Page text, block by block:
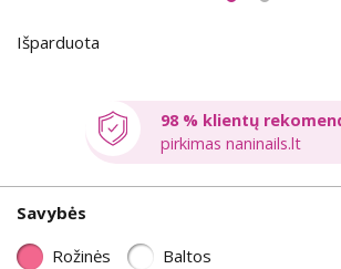
Išparduota
98 % klientų
pirkimas naninails.lt
Savybės
Rožinės Baltos